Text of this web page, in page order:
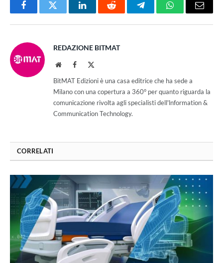
FacebookTwitter LinkedInReddit TelegramWhatsAppEmail
REDAZIONE BITMAT
WebsiteFacebook
BitMAT Edizioni è una casa editrice che ha sede a
Milano con una copertura a 360° per quanto riguarda la
comunicazione rivolta agli specialisti dell'lnformation &
Communication Technology.
CORRELATI